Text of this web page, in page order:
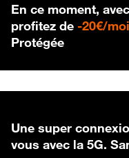
En ce moment,
profitez de -20€/
Protégée
Une super
vous avec la 5G.